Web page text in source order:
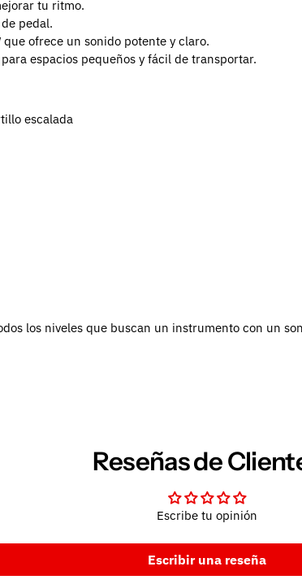
tu ritmo.
pedal.
ofrece un sonido potente y claro.
espacios pequeños y fácil de transportar.
escalada
los niveles que buscan un instrumento con un
Reseñas de
Escribe tu opinión
Escribir una reseña